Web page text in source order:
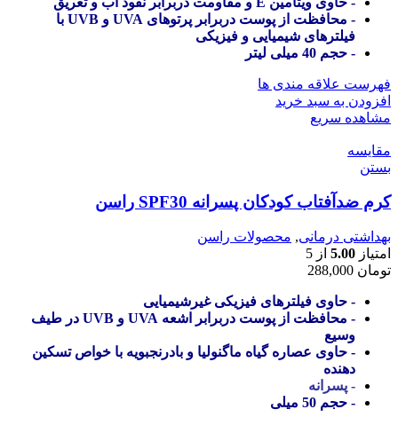
- محافظت از پوست دربرابر پرتوهای UVA و UVB با
فیلترهای شیمیایی و فیزیکی
- حجم 40 میلی لیتر
فهرست علاقه مندی ها
افزودن به سبد خرید
مشاهده سریع
مقایسه
بستن
کرم ضدآفتاب کودکان پسرانه SPF30 راسن
بهداشتی درمانی, محصولات راسن
امتیاز 5.00 از 5
تومان
- حاوی فیلترهای فیزیکی غیرشیمیایی
- محافظت از پوست دربرابر اشعه UVA و UVB در طیف
وسیع
- حاوی عصاره گیاه ماگنولیا و بادرنجبویه با خواص تسکین
دهنده
- پسرانه
- حجم 50 میلی